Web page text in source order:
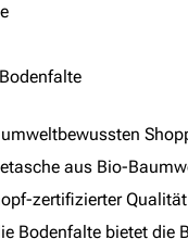
aus Bio-
zertifizierter
Bodenfalte bietet die